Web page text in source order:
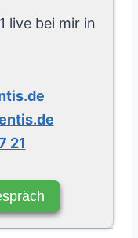
live bei mir in
21